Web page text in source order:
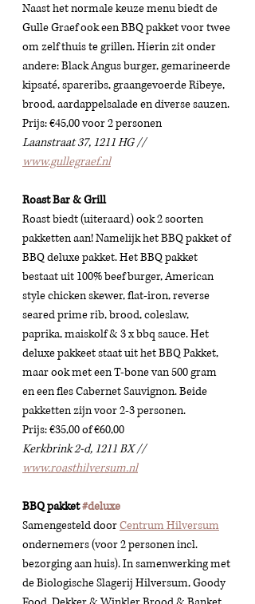
Naast het normale keuze menu biedt de
Gulle Graef ook een BBQ pakket voor twee
om zelf thuis te grillen. Hierin zit onder
andere: Black Angus burger, gemarineerde
kipsaté, spareribs, graangevoerde Ribeye,
brood, aardappelsalade en diverse sauzen.
Prijs: €45,00 voor 2 personen
Laanstraat 37, 1211 HG //
www.gullegraef.nl
Roast Bar & Grill
Roast biedt (uiteraard) ook 2 soorten
pakketten aan! Namelijk het BBQ pakket of
BBQ deluxe pakket. Het BBQ pakket
bestaat uit 100% beef burger, American
style chicken skewer, flat-iron, reverse
seared prime rib, brood, coleslaw,
paprika, maiskolf & 3 x bbq sauce. Het
deluxe pakkeet staat uit het BBQ Pakket,
maar ook met een T-bone van 500 gram
en een fles Cabernet Sauvignon. Beide
pakketten zijn voor 2-3 personen.
Prijs: €35,00 of €60,00
Kerkbrink 2-d, 1211 BX //
www.roasthilversum.nl
BBQ pakket #deluxe
Samengesteld door Centrum Hilversum
ondernemers (voor 2 personen incl.
bezorging aan huis). In samenwerking met
de Biologische Slagerij Hilversum, Goody